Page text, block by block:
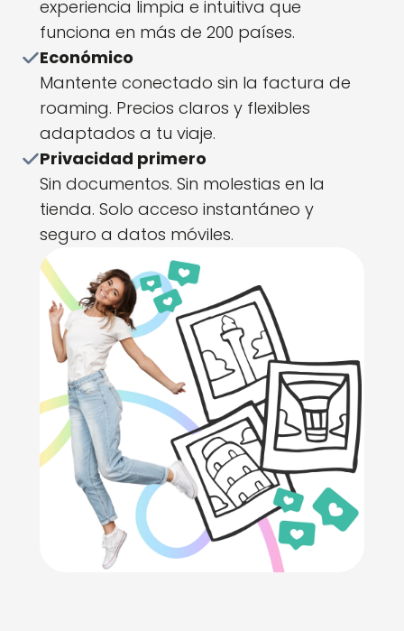
experiencia limpia e intuitiva que
funciona en más de 200 países.
Económico
Mantente conectado sin la factura de
roaming. Precios claros y flexibles
adaptados a tu viaje.
Privacidad primero
Sin documentos. Sin molestias en la
tienda. Solo acceso instantáneo y
seguro a datos móviles.